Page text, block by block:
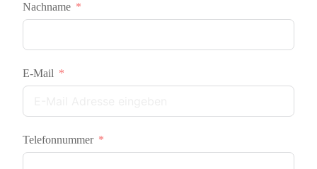
Nachname
E-Mail
Telefonnummer